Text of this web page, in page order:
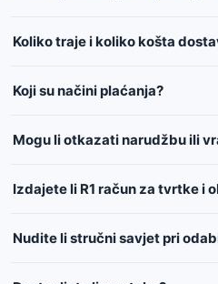
Koliko traje i koliko košta
Koji su načini plaćanja?
Mogu li otkazati narudžbu ili
Izdajete li R1 račun za tvrtke i
Nudite li stručni savjet pri